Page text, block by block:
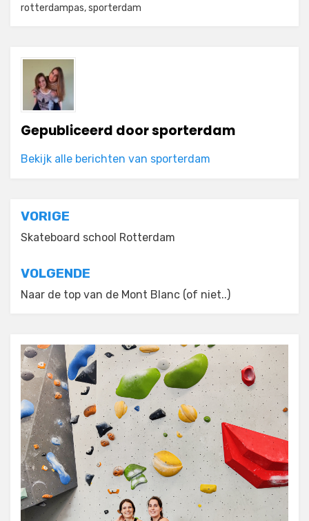
rotterdampas,sporterdam
Gepubliceerd doorsporterdam
Bekijk alle berichten van sporterdam
Bericht
navigatie
VORIGE
Skateboard school Rotterdam
VOLGENDE
Naar de top van de Mont Blanc (of niet..)